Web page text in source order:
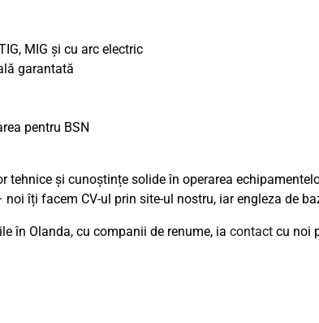
MIG și cu arc electric
garantată
pentru BSN
tehnice și cunoștințe solide în operarea
îți facem CV-ul prin site-ul nostru, iar engleza de
în Olanda, cu companii de renume, ia contact cu noi